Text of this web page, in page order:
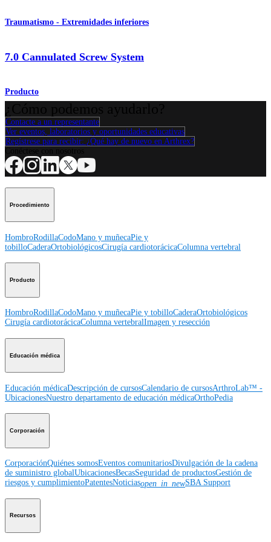
Traumatismo - Extremidades inferiores
7.0 Cannulated Screw System
Producto
Contacte a un representante
Ver eventos, laboratorios y oportunidades educativas
Regístrese para recibir: ¿Qué hay de nuevo en Arthrex?
Procedimiento
HombroRodillaCodoMano y muñecaPie y
tobilloCaderaOrtobiológicosCirugía cardiotorácicaColumna vertebral
Producto
HombroRodillaCodoMano y muñecaPie y tobilloCaderaOrtobiológicos
Cirugía cardiotorácicaColumna vertebralImagen y resección
Educación médica
Educación médicaDescripción de cursosCalendario de cursosArthroLab™ -
UbicacionesNuestro departamento de educación médicaOrthoPedia
Corporación
CorporaciónQuiénes somosEventos comunitariosDivulgación de la cadena
de suministro globalUbicacionesBecasSeguridad de productosGestión de
riesgos y cumplimientoPatentesNoticiasopen_in_newSBA Support
Recursos